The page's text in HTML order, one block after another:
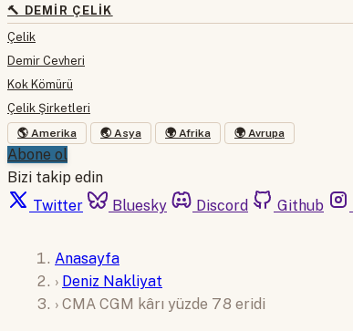
🔨 DEMIR ÇELIK
Çelik
Demir Cevheri
Kok Kömürü
Çelik Şirketleri
🌎 Amerika 🌏 Asya 🌍 Afrika 🌍 Avrupa
Abone ol
Bizi takip edin
Twitter
Bluesky Discord Github
Anasayfa
› Deniz Nakliyat
› CMA CGM kârı yüzde 78 eridi